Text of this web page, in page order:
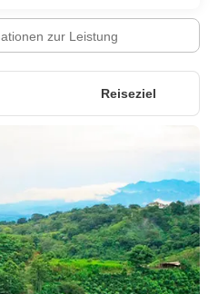
zur Leistung
Reiseziel